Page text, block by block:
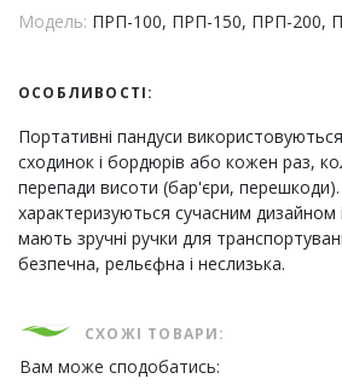
Модель: ПРП-100, ПРП-150, ПРП-200,
ОСОБЛИВОСТІ:
Портативні пандуси
сходинок і бордюрів або кожен раз,
перепади висоти (бар'єри,
характеризуються сучасним дизайном
мають зручні ручки для
безпечна, рельєфна і неслизька.
СХОЖІ ТОВАРИ:
Вам може сподобатись: